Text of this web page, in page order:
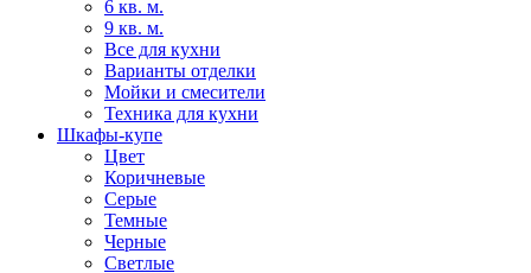
6 кв. м.
9 кв. м.
Все для кухни
Варианты отделки
Мойки и смесители
Техника для кухни
Шкафы-купе
Цвет
Коричневые
Серые
Темные
Черные
Светлые